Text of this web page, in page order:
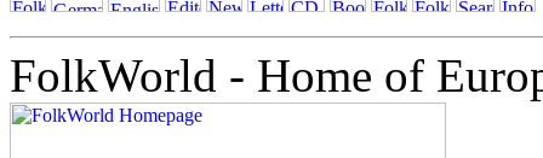
FolkWorld - Home of